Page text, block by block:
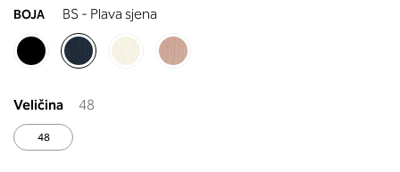
images
gallery
BOJA BS - Plava sjena
Veličina 48
48